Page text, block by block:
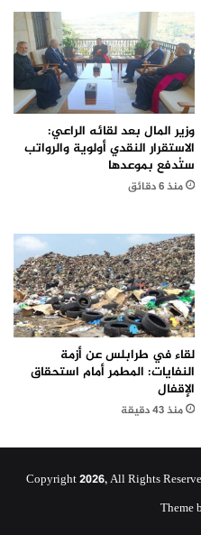
وزير المال بعد لقائه الراعي:
الاستقرار النقدي أولوية والرواتب
ستُدفع بموعدها
منذ 6 دقائق
لقاء في طرابلس عن أزمة
النفايات: المطمر أمام استحقاق
الإقفال
منذ 43 دقيقة
Theme